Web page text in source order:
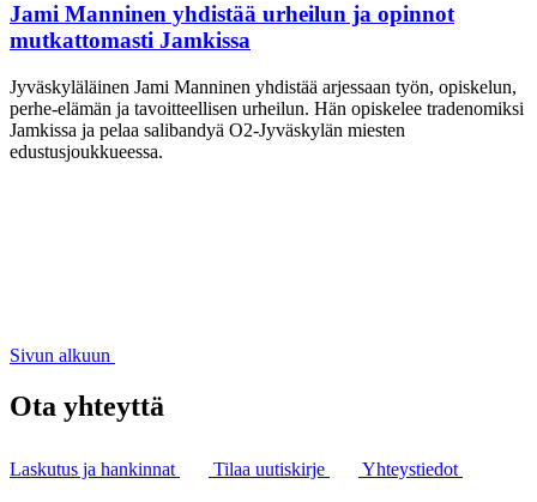
Jami Manninen yhdistää urheilun ja opinnot
mutkattomasti Jamkissa
Jyväskyläläinen Jami Manninen yhdistää arjessaan työn, opiskelun,
perhe-elämän ja tavoitteellisen urheilun. Hän opiskelee tradenomiksi
Jamkissa ja pelaa salibandyä O2-Jyväskylän miesten
edustusjoukkueessa.
Sivun alkuun
Ota yhteyttä
Laskutus ja hankinnat Tilaa uutiskirje Yhteystiedot